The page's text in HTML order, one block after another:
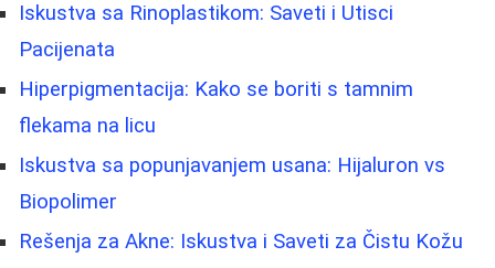
Iskustva sa Rinoplastikom: Saveti i Utisci
Pacijenata
Hiperpigmentacija: Kako se boriti s tamnim
flekama na licu
Iskustva sa popunjavanjem usana: Hijaluron vs
Biopolimer
Rešenja za Akne: Iskustva i Saveti za Čistu Kožu